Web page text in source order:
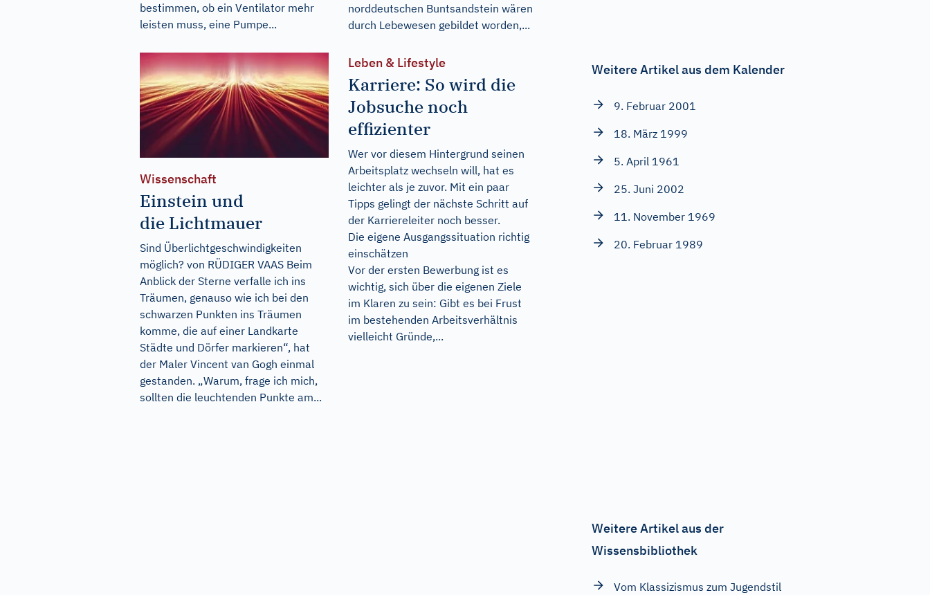
bestimmen, ob ein Ventilator mehr
leisten muss, eine Pumpe...
norddeutschen Buntsandstein wären
durch Lebewesen gebildet worden,...
Wissenschaft
Einstein und
die Lichtmauer
Sind Überlichtgeschwindigkeiten
möglich? von RÜDIGER VAAS Beim
Anblick der Sterne verfalle ich ins
Träumen, genauso wie ich bei den
schwarzen Punkten ins Träumen
komme, die auf einer Landkarte
Städte und Dörfer markieren“, hat
der Maler Vincent van Gogh einmal
gestanden. „Warum, frage ich mich,
sollten die leuchtenden Punkte am...
Leben & Lifestyle
Karriere: So wird die
Jobsuche noch
effizienter
Wer vor diesem Hintergrund seinen
Arbeitsplatz wechseln will, hat es
leichter als je zuvor. Mit ein paar
Tipps gelingt der nächste Schritt auf
der Karriereleiter noch besser.
Die eigene Ausgangssituation richtig
einschätzen
Vor der ersten Bewerbung ist es
wichtig, sich über die eigenen Ziele
im Klaren zu sein: Gibt es bei Frust
im bestehenden Arbeitsverhältnis
vielleicht Gründe,...
Weitere Artikel aus dem Kalender
9. Februar 2001
18. März 1999
5. April 1961
25. Juni 2002
11. November 1969
20. Februar 1989
Weitere Artikel aus der
Wissensbibliothek
Vom Klassizismus zum Jugendstil